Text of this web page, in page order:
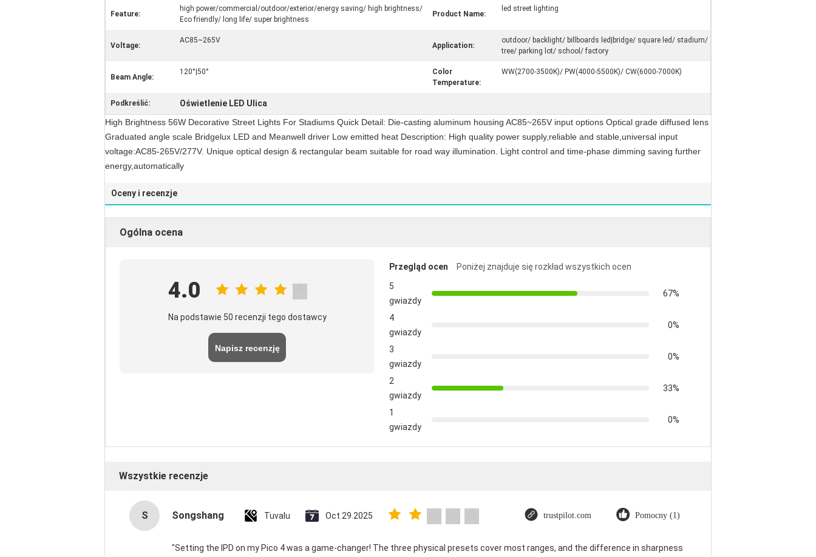
Feature:
high power/commercial/outdoor/exterior/energy saving/ high brightness/
Eco friendly/ long life/ super brightness
Product Name:
led street lighting
Voltage:
AC85~265V
Application:
outdoor/ backlight/ billboards led|bridge/ square led/ stadium/
tree/ parking lot/ school/ factory
Beam Angle:
120°|50°
Color
Temperature:
WW(2700-3500K)/ PW(4000-5500K)/ CW(6000-7000K)
Podkreślić:
Oświetlenie LED Ulica
High Brightness 56W Decorative Street Lights For Stadiums Quick Detail: Die-casting aluminum housing AC85~265V input options Optical grade diffused lens
Graduated angle scale Bridgelux LED and Meanwell driver Low emitted heat Description: High quality power supply,reliable and stable,universal input
voltage:AC85-265V/277V. Unique optical design & rectangular beam suitable for road way illumination. Light control and time-phase dimming saving further
energy,automatically
Oceny i recenzje
Ogólna ocena
4.0
Na podstawie 50 recenzji tego dostawcy
Napisz recenzję
Przegląd ocen
Poniżej znajduje się rozkład wszystkich ocen
5
gwiazdy
67%
4
gwiazdy
0%
3
gwiazdy
0%
2
gwiazdy
33%
1
gwiazdy
0%
Wszystkie recenzje
S Songshang Tuvalu Oct 29.2025 trustpilot.com Pomocny (1)
"Setting the IPD on my Pico 4 was a game-changer! The three physical presets cover most ranges, and the difference in sharpness